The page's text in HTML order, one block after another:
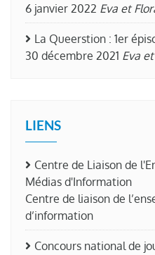
6 janvier 2022 Eva et
La Queerstion : 1er
30 décembre 2021 Eva
LIENS
Centre de Liaison de
Médias d'Information
Centre de liaison de
d’information
Concours national de